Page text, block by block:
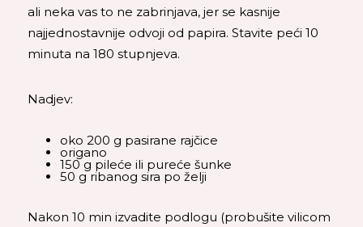
ali neka vas to ne zabrinjava, jer se kasnije
najjednostavnije odvoji od papira. Stavite peći 10
minuta na 180 stupnjeva.
Nadjev:
oko 200 g pasirane rajčice
origano
150 g pileće ili pureće šunke
50 g ribanog sira po želji
Nakon 10 min izvadite podlogu (probušite vilicom